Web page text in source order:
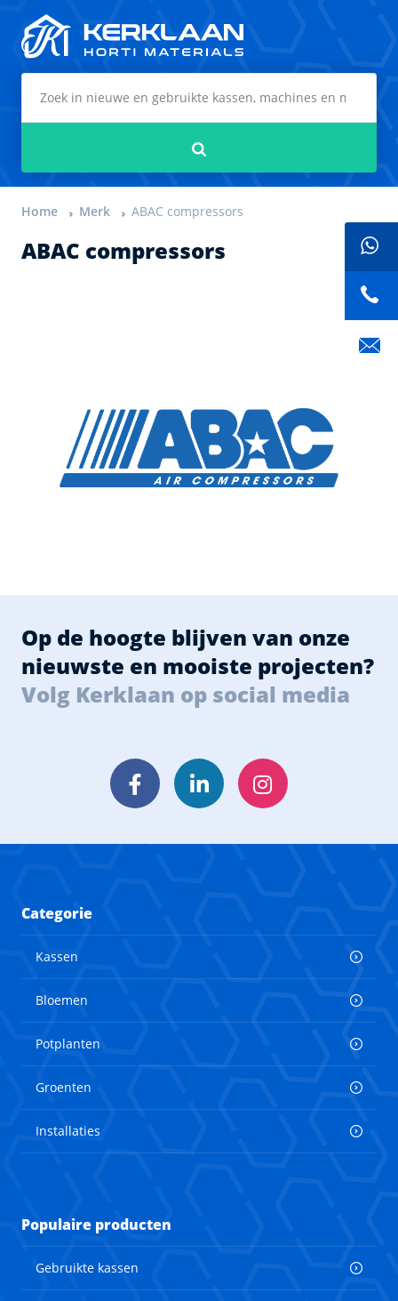
Home Merk ABAC compressors
ABAC compressors
Op de hoogte blijven van onze
nieuwste en mooiste projecten?
Volg Kerklaan op social media
FacebookLinkedInInstagram
Categorie
Kassen
Bloemen
Potplanten
Groenten
Installaties
Populaire producten
Gebruikte kassen